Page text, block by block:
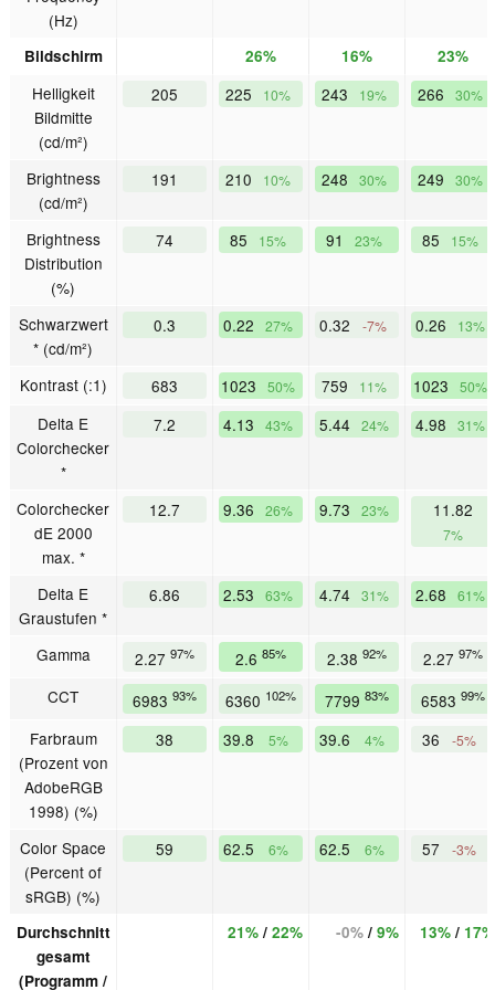
(Hz)
Bildschirm 26% 16% 23%
Helligkeit
Bildmitte
(cd/m²)
205 225 10% 243 19% 266 30%
Brightness
(cd/m²)
191 210 10% 248 30% 249 30%
Brightness
Distribution
(%)
74 85 15% 91 23% 85 15%
Schwarzwert
* (cd/m²)
0.3 0.22 27% 0.32 -7% 0.26 13%
Kontrast (:1) 683 1023 50% 759 11% 1023 50%
Delta E
Colorchecker
*
7.2 4.13 43% 5.44 24% 4.98 31%
Colorchecker
dE 2000
max. *
12.7 9.36 26% 9.73 23% 11.82
7%
Delta E
Graustufen *
6.86 2.53 63% 4.74 31% 2.68 61%
Gamma 2.27 97% 2.6 85% 2.38 92% 2.27 97%
CCT 6983 93% 6360 102% 7799 83% 6583 99%
Farbraum
(Prozent von
AdobeRGB
1998) (%)
38 39.8 5% 39.6 4% 36 -5%
Color Space
(Percent of
sRGB) (%)
59 62.5 6% 62.5 6% 57 -3%
Durchschnitt
gesamt
(Programm /
21%/ 22% -0%/ 9% 13%/ 17%